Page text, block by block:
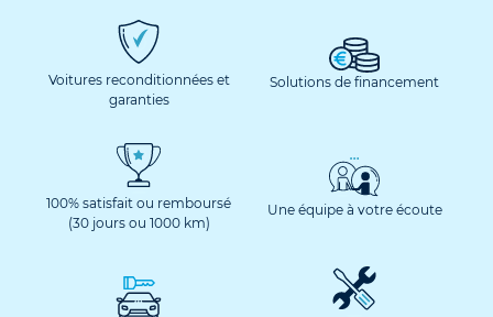
Voitures reconditionnées et
garanties
Solutions de financement
100% satisfait ou remboursé
(30 jours ou 1000 km)
Une équipe à votre écoute